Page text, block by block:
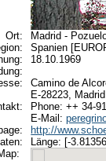
Ort:
Madrid -
Spanien
18.10.1969
Camino de
E-28223, Madrid
Phone: ++ 34-
E-Mail:
http://
Länge: [-